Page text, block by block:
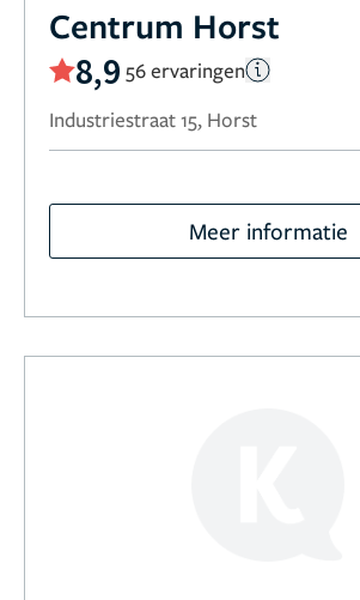
Centrum Horst
8,9 56 ervaringen
Industriestraat 15, Horst
Meer informatie